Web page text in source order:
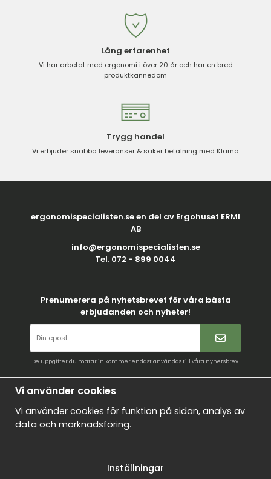
Lång erfarenhet
Vi har arbetat med ergonomi i över 20 år och har en bred
produktkännedom
Trygg handel
Vi erbjuder snabba leveranser & säker betalning med Klarna
ergonomispecialisten.se en del av Ergohuset ERMI
AB
info@ergonomispecialisten.se
Tel. 072 - 899 0044
Prenumerera på nyhetsbrevet för våra bästa
erbjudanden och nyheter!
De uppgifter du matar in kommer endast användas till våra nyhetsbrev.
Mina favoriter
Logga in
Nyheter
Vi använder cookies
Vi använder cookies för funktion på sidan, analys av
data och marknadsföring.
Inställningar